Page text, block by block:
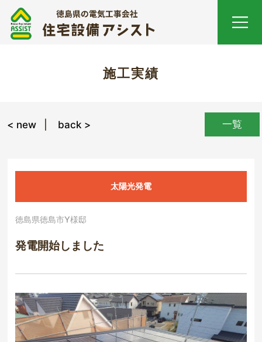
施工実績
一覧
< new back >
太陽光発電
徳島県徳島市Y様邸
発電開始しました